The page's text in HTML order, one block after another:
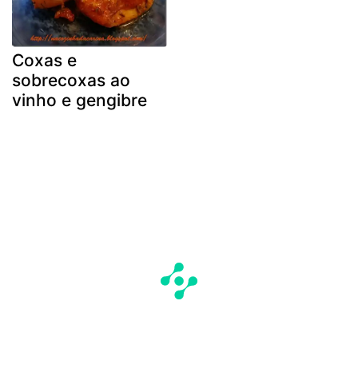
Coxas e
sobrecoxas ao
vinho e gengibre